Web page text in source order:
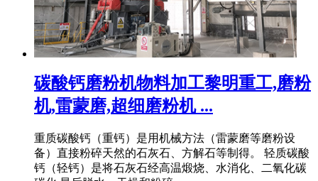
碳酸钙磨粉机物料加工黎明重工,磨粉
机,雷蒙磨,超细磨粉机 ...
重质碳酸钙（重钙）是用机械方法（雷蒙磨等磨粉设
备）直接粉碎天然的石灰石、方解石等制得。 轻质碳酸
钙（轻钙）是将石灰石经高温煅烧、水消化、二氧化碳